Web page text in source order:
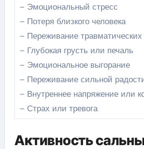
– Эмоциональный стресс
– Потеря близкого человека
– Переживание
– Глубокая грусть или печаль
– Эмоциональное выгорание
– Переживание сильной
– Внутреннее напряжение или
– Страх или тревога
Активность